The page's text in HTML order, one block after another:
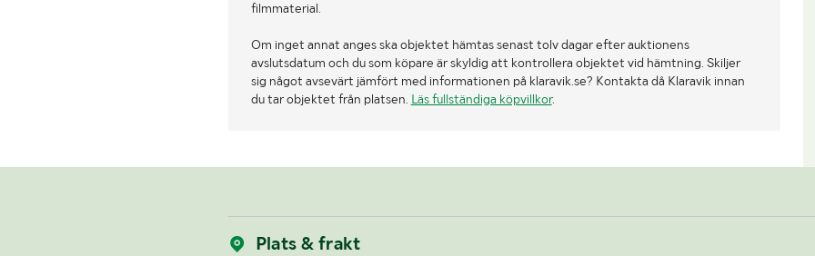
filmmaterial.
Om inget annat anges ska objektet hämtas senast tolv dagar efter auktionens
avslutsdatum och du som köpare är skyldig att kontrollera objektet vid hämtning. Skiljer
sig något avsevärt jämfört med informationen på klaravik.se? Kontakta då Klaravik innan
du tar objektet från platsen. Läs fullständiga köpvillkor.
Plats & frakt